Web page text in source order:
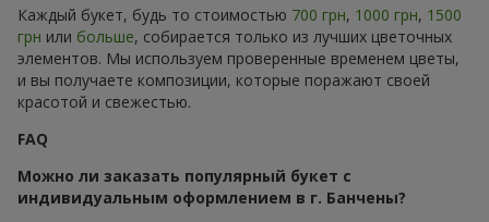
Каждый букет, будь то стоимостью 700 грн, 1000 грн, 1500
грн или больше, собирается только из лучших цветочных
элементов. Мы используем проверенные временем цветы,
и вы получаете композиции, которые поражают своей
красотой и свежестью.
FAQ
Можно ли заказать популярный букет с
индивидуальным оформлением в г. Банчены?